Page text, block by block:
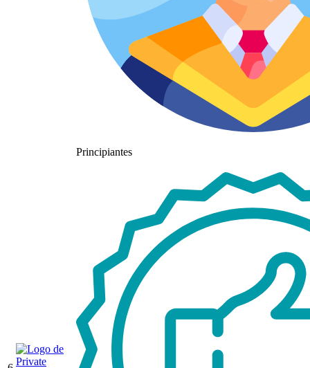
Principiantes